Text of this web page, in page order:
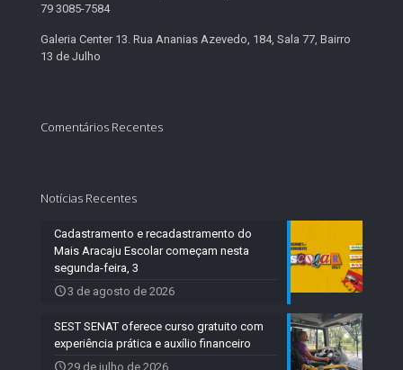
79 3085-7584
Galeria Center 13. Rua Ananias Azevedo, 184, Sala 77, Bairro
13 de Julho
Comentários Recentes
Notícias Recentes
Cadastramento e recadastramento do
Mais Aracaju Escolar começam nesta
segunda-feira, 3
3 de agosto de 2026
SEST SENAT oferece curso gratuito com
experiência prática e auxílio financeiro
29 de julho de 2026